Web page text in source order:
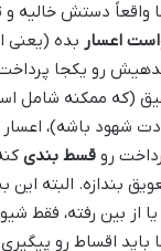
واقعاً دستش خالیه و
اعسار بده (یعنی
رو یکجا پرداخت
(که ممکنه شامل
شهود باشه)،
رو قسط بندی
بندازه. البته این
از بین رفته، فقط
باید اقساط رو